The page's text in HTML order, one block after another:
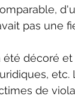
pas une
décoré
de